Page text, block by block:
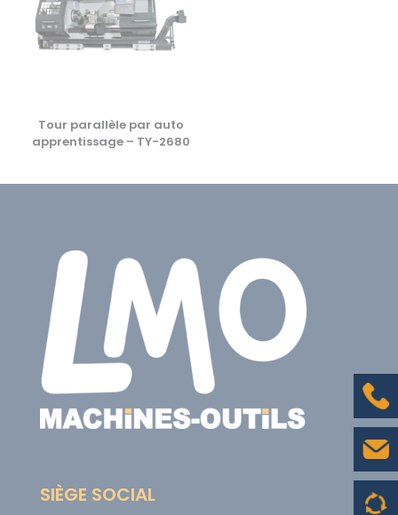
Tour parallèle par auto
apprentissage – TY-2680
SIÈGE SOCIAL